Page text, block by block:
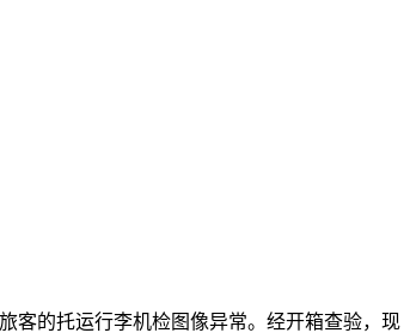
客的托运行李机检图像异常。经开箱查验，现